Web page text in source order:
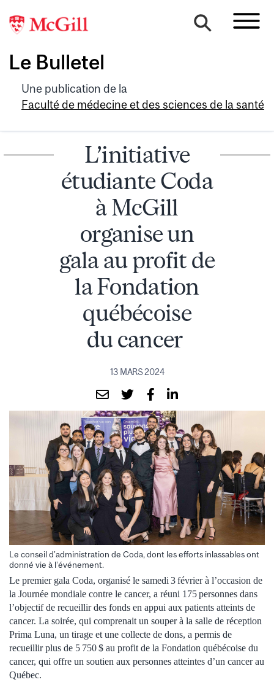
Le Bulletel
Une publication de la
Faculté de médecine et des sciences de la santé
L’initiative
étudiante Coda
à McGill
organise un
gala au profit de
la Fondation
québécoise
du cancer
13 MARS 2024
Le conseil d’administration de Coda, dont les efforts inlassables ont
donné vie à l’événement.
Le premier gala Coda, organisé le samedi 3 février à l’occasion de
la Journée mondiale contre le cancer, a réuni 175 personnes dans
l’objectif de recueillir des fonds en appui aux patients atteints de
cancer. La soirée, qui comprenait un souper à la salle de réception
Prima Luna, un tirage et une collecte de dons, a permis de
recueillir plus de 5 750 $ au profit de la Fondation québécoise du
cancer, qui offre un soutien aux personnes atteintes d’un cancer au
Québec.